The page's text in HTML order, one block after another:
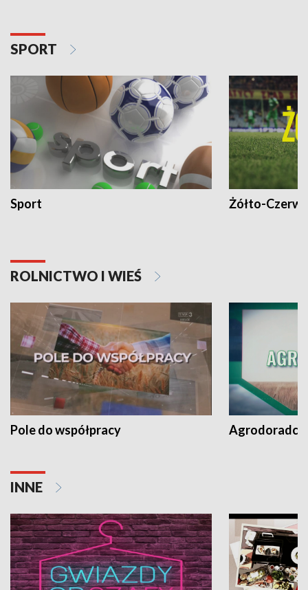
SPORT
Sport Żółto-
ROLNICTWO I WIEŚ
Pole do współpracy Agrodoradcy
INNE